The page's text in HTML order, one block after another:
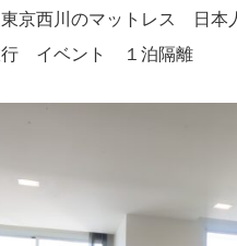
京西川のマットレス 日
行 イベント １泊隔離